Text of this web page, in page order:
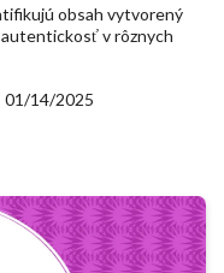
obsah vytvorený
v rôznych
01/14/2025